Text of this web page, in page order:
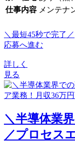
仕事内容 メンテナ
＼最短45秒で完了／
応募へ進む
詳しく
見る
＼半導体業
／プロセス